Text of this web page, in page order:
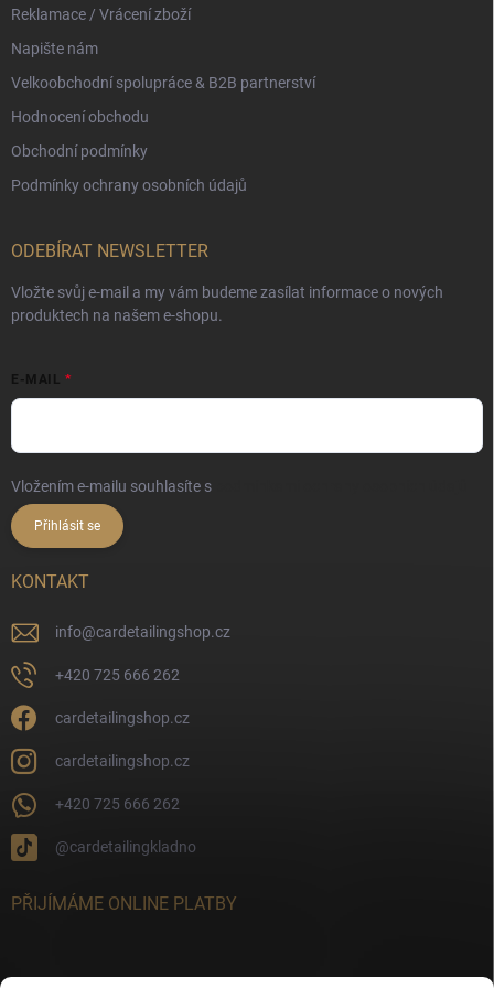
Reklamace / Vrácení zboží
Napište nám
Velkoobchodní spolupráce & B2B partnerství
Hodnocení obchodu
Obchodní podmínky
Podmínky ochrany osobních údajů
ODEBÍRAT NEWSLETTER
Vložte svůj e-mail a my vám budeme zasílat informace o nových
produktech na našem e-shopu.
E-MAIL
Vložením e-mailu souhlasíte s
Přihlásit se
KONTAKT
info@cardetailingshop.cz
+420 725 666 262
cardetailingshop.cz
cardetailingshop.cz
+420 725 666 262
@cardetailingkladno
PŘIJÍMÁME ONLINE PLATBY